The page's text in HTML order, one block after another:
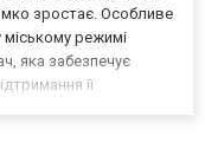
зростає. Особливе
міському режимі
яка забезпечує
її